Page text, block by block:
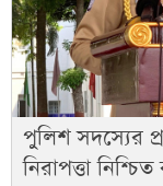
পুলিশ সদস্যের
নিরাপত্তা